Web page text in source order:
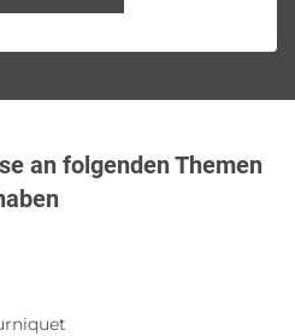
an folgenden Themen